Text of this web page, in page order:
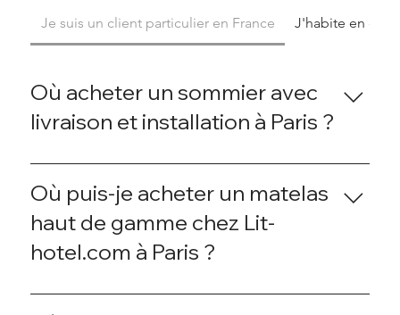
Je suis un client particulier en France J'habite en
Où acheter un sommier avec
livraison et installation à Paris ?
Chez LIT-HOTEL.COM, nous proposons une large
gamme de sommiers à lattes, sommiers tapissiers,
sommiers à ressorts et lits coffres avec livraison et
installation à Paris et en Île-de-France. Notre
réseau logistique spécialisé garantit une
Notre dépôt situé dans le Val-d’Oise (95) nous
Où puis-je acheter un matelas
haut de gamme chez Lit-
hotel.com à Paris ?
LIT-HOTEL.COM est une boutique 100 % en ligne